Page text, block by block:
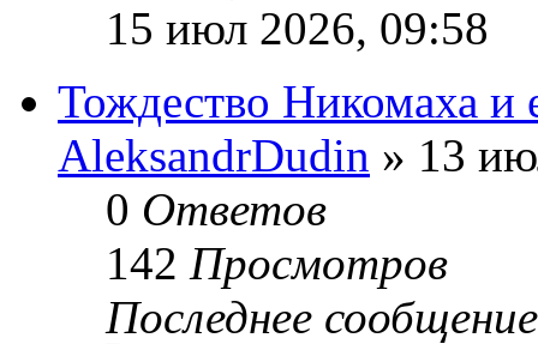
15 июл 2026, 09:58
Тождество Никомаха и
AleksandrDudin » 13
0 Ответов
142 Просмотров
Последнее